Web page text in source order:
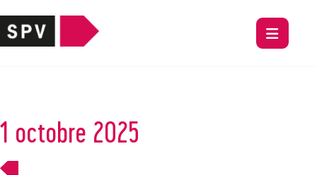
1 octobre 2025